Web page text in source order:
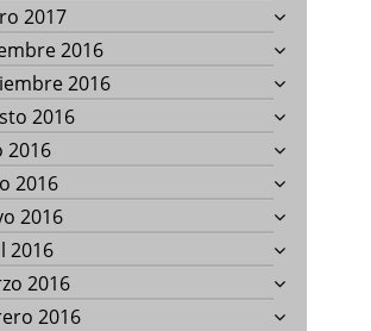
2017
2016
2016
2016
2016
2016
2016
2016
2016
2016